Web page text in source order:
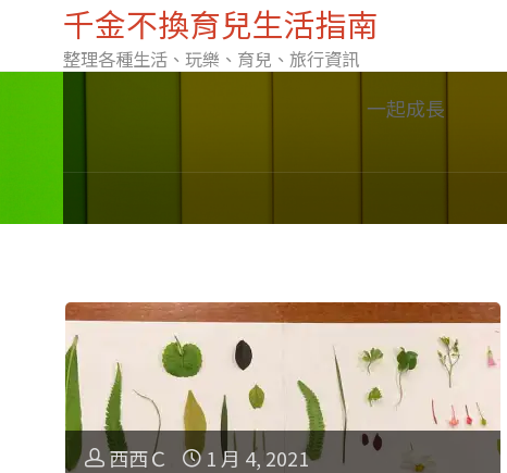
千金不換育兒生活指南
整理各種生活、玩樂、育兒、旅行資訊
Skip
to
一起成長
西西Ｃ
1 月 4, 2021